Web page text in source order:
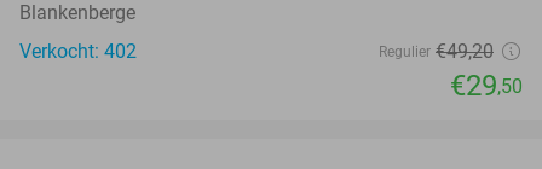
Blankenberge
Verkocht: 402
Regulier €49,20
€29,50